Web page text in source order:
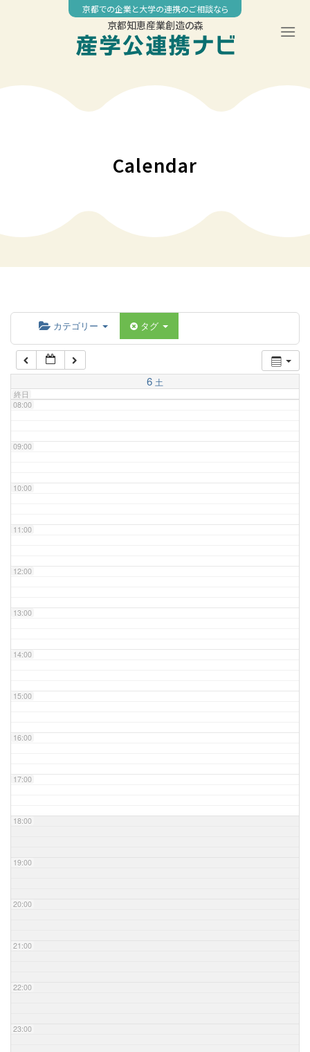
京都での企業と大学の連携のご相談なら
京都知恵産業創造の森
Calendar
カテゴリー タグ
6 土
終日
04:00
07:00
08:00
09:00
10:00
11:00
12:00
13:00
14:00
15:00
16:00
17:00
18:00
19:00
20:00
21:00
22:00
23:00